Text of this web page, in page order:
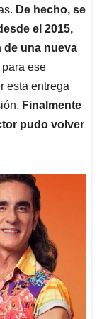
De hecho, se
el 2015,
de una nueva
ese
esta entrega
Finalmente
pudo volver